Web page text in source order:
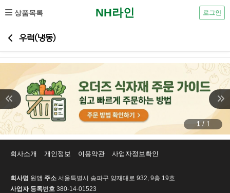
NH라인
상품목록 로그인
우럭(냉동)
1/ 1
회사소개 개인정보 이용약관 사업자정보확인
회사명 원앱 주소 서울특별시 송파구 양재대로 932, 9층 19호
사업자 등록번호 380-14-01523